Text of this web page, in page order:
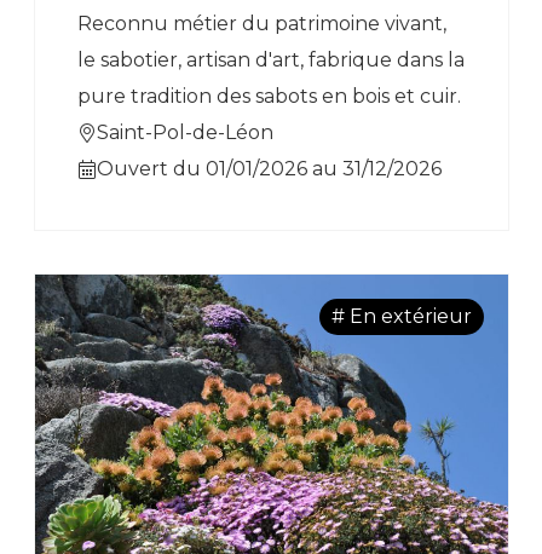
Reconnu métier du patrimoine vivant,
le sabotier, artisan d'art, fabrique dans la
pure tradition des sabots en bois et cuir.
Saint-Pol-de-Léon
Ouvert du 01/01/2026 au 31/12/2026
# En extérieur